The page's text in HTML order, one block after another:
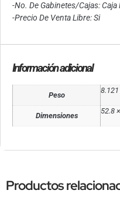
-No. De Gabinetes/Cajas: Caja
-Precio De Venta Libre: Si
Información adicional
Peso
Dimensiones
52.8
Productos